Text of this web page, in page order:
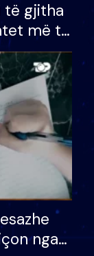
të gjitha
më të
Do më
nga